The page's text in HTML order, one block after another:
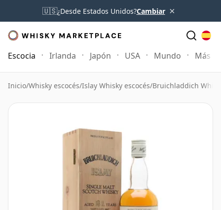
🇺🇸¿Desde Estados Unidos?Cambiar ×
Escocia Irlanda Japón USA Mundo Más
Inicio/Whisky escocés/Islay Whisky escocés/Bruichladdich